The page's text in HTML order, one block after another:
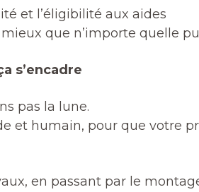
et l’éligibilité aux aides
que n’importe quelle
s’encadre
pas la lune.
et humain, pour que votre
en passant par le